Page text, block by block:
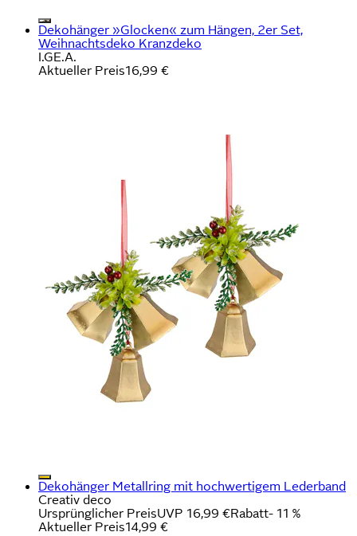
Dekohänger »Glocken« zum Hängen, 2er Set,
Weihnachtsdeko Kranzdeko
I.GE.A.
Aktueller Preis16,99 €
Dekohänger Metallring mit hochwertigem Lederband
Creativ deco
Ursprünglicher PreisUVP 16,99 €Rabatt- 11 %
Aktueller Preis14,99 €